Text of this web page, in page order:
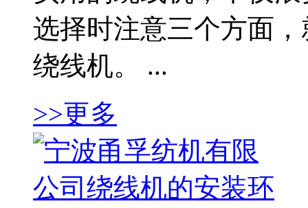
选择时注意三个方面
绕线机。 ...
>>更多